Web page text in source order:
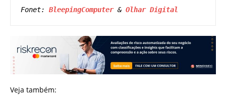
Fonet: BleepingComputer & Olhar Digital
Veja também: